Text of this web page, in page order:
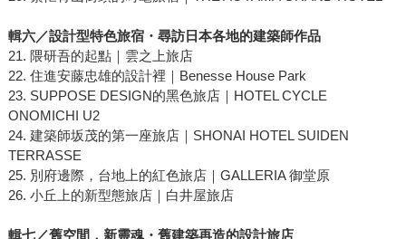
輯六／設計型特色旅宿・ 尋訪日本各地的建築師作品
21. 隈研吾的起點｜雲之上旅店
22. 住進安藤忠雄的設計裡｜Benesse House Park
23. SUPPOSE DESIGN的黑色旅店｜HOTEL CYCLE
ONOMICHI U2
24. 建築師坂茂的第一座旅店｜SHONAI HOTEL SUIDEN
TERRASSE
25. 別府邊際，台地上的紅色旅店｜GALLERIA 御堂原
26. 小丘上的新型態旅店｜白井屋旅店
輯七／舊空間，新靈魂・ 舊建築再造的設計旅店